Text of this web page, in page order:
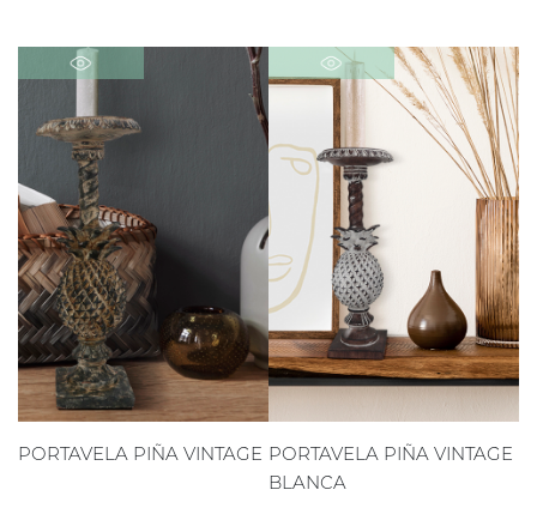
PORTAVELA PIÑA VINTAGE PORTAVELA PIÑA VINTAGE
BLANCA